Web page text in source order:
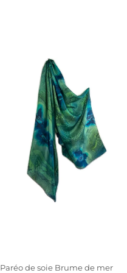
Paréo de soie Brume de mer